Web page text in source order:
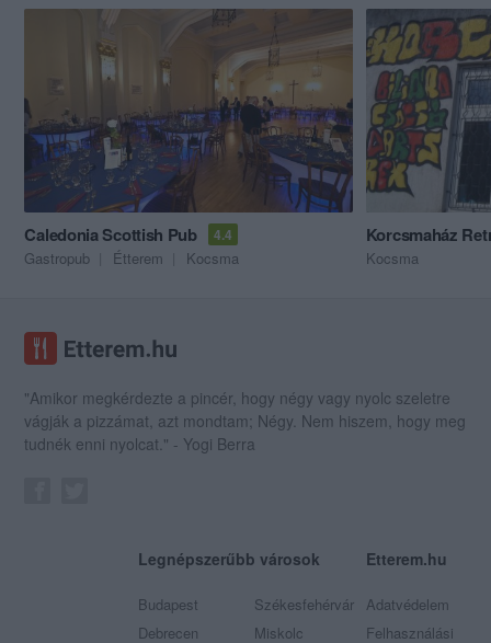
Caledonia Scottish Pub 4.4
Gastropub Étterem Kocsma
Korcsmaház
Kocsma
"Amikor megkérdezte a pincér, hogy négy vagy nyolc szeletre
vágják a pizzámat, azt mondtam; Négy. Nem hiszem, hogy meg
tudnék enni nyolcat." - Yogi Berra
Legnépszerűbb városok
Budapest
Debrecen
Székesfehérvár
Miskolc
Etterem.hu
Adatvédelem
Felhasználási